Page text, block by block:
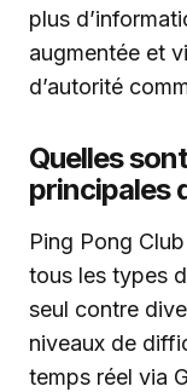
plus
augmentée et
d’autorité
Quelles
principales
Ping Pong
tous les types
seul contre
niveaux de
temps réel via